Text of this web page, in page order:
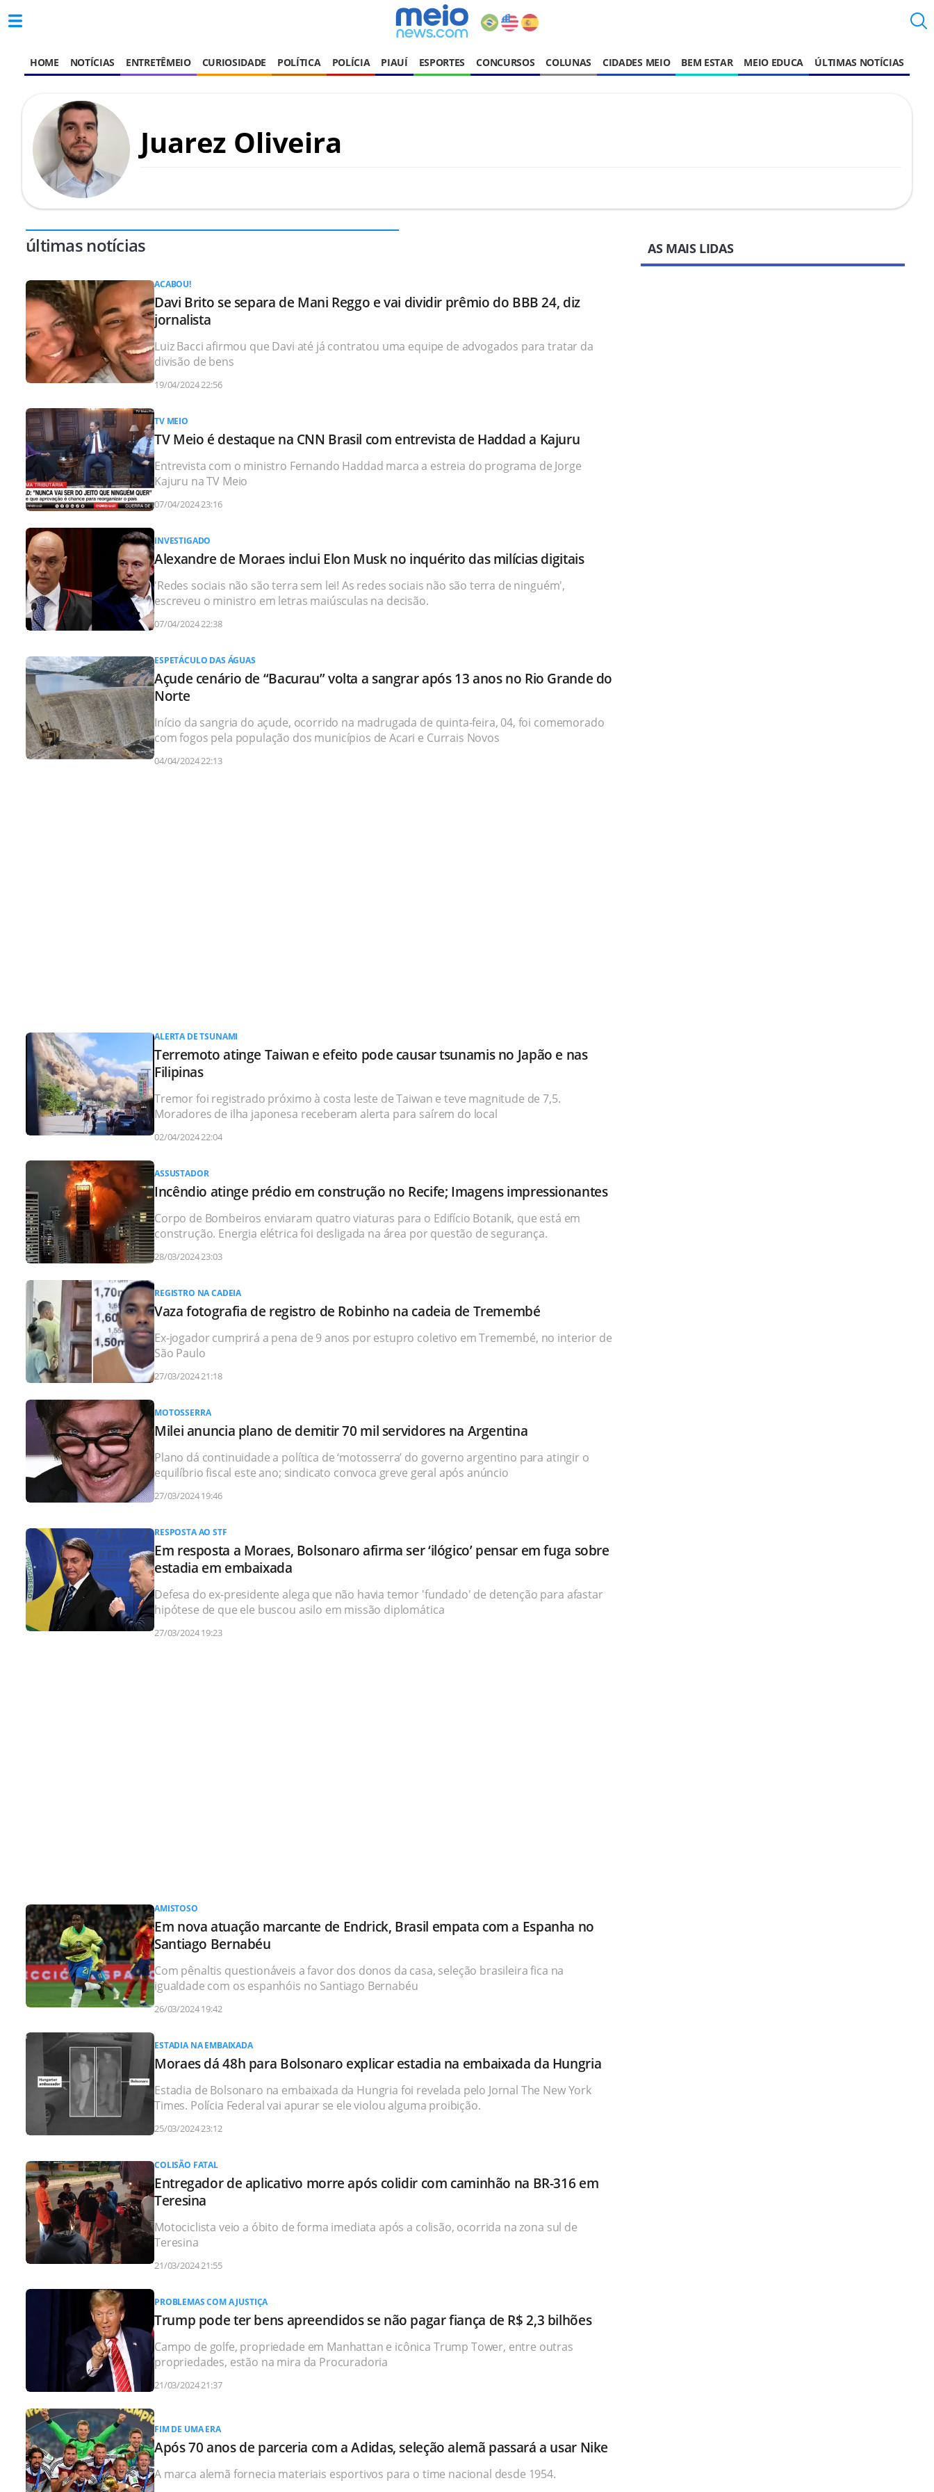
HOME NOTÍCIAS ENTRETÊMEIO CURIOSIDADE POLÍTICA POLÍCIA PIAUÍ ESPORTES CONCURSOS COLUNAS CIDADES MEIO BEM ESTAR MEIO EDUCA ÚLTIMAS NOTÍCIAS
Juarez Oliveira
últimas notícias
ACABOU!
Davi Brito se separa de Mani Reggo e vai dividir prêmio do BBB 24, diz
jornalista
Luiz Bacci afirmou que Davi até já contratou uma equipe de advogados para tratar da
divisão de bens
19/04/2024 22:56
TV MEIO
TV Meio é destaque na CNN Brasil com entrevista de Haddad a Kajuru
Entrevista com o ministro Fernando Haddad marca a estreia do programa de Jorge
Kajuru na TV Meio
07/04/2024 23:16
INVESTIGADO
Alexandre de Moraes inclui Elon Musk no inquérito das milícias digitais
'Redes sociais não são terra sem lei! As redes sociais não são terra de ninguém',
escreveu o ministro em letras maiúsculas na decisão.
07/04/2024 22:38
ESPETÁCULO DAS ÁGUAS
Açude cenário de “Bacurau” volta a sangrar após 13 anos no Rio Grande do
Norte
Início da sangria do açude, ocorrido na madrugada de quinta-feira, 04, foi comemorado
com fogos pela população dos municípios de Acari e Currais Novos
04/04/2024 22:13
ALERTA DE TSUNAMI
Terremoto atinge Taiwan e efeito pode causar tsunamis no Japão e nas
Filipinas
Tremor foi registrado próximo à costa leste de Taiwan e teve magnitude de 7,5.
Moradores de ilha japonesa receberam alerta para saírem do local
02/04/2024 22:04
ASSUSTADOR
Incêndio atinge prédio em construção no Recife; Imagens impressionantes
Corpo de Bombeiros enviaram quatro viaturas para o Edifício Botanik, que está em
construção. Energia elétrica foi desligada na área por questão de segurança.
28/03/2024 23:03
REGISTRO NA CADEIA
Vaza fotografia de registro de Robinho na cadeia de Tremembé
Ex-jogador cumprirá a pena de 9 anos por estupro coletivo em Tremembé, no interior de
São Paulo
27/03/2024 21:18
MOTOSSERRA
Milei anuncia plano de demitir 70 mil servidores na Argentina
Plano dá continuidade a política de ‘motosserra’ do governo argentino para atingir o
equilíbrio fiscal este ano; sindicato convoca greve geral após anúncio
27/03/2024 19:46
RESPOSTA AO STF
Em resposta a Moraes, Bolsonaro afirma ser ‘ilógico’ pensar em fuga sobre
estadia em embaixada
Defesa do ex-presidente alega que não havia temor 'fundado' de detenção para afastar
hipótese de que ele buscou asilo em missão diplomática
27/03/2024 19:23
AMISTOSO
Em nova atuação marcante de Endrick, Brasil empata com a Espanha no
Santiago Bernabéu
Com pênaltis questionáveis a favor dos donos da casa, seleção brasileira fica na
igualdade com os espanhóis no Santiago Bernabéu
26/03/2024 19:42
ESTADIA NA EMBAIXADA
Moraes dá 48h para Bolsonaro explicar estadia na embaixada da Hungria
Estadia de Bolsonaro na embaixada da Hungria foi revelada pelo Jornal The New York
Times. Polícia Federal vai apurar se ele violou alguma proibição.
25/03/2024 23:12
COLISÃO FATAL
Entregador de aplicativo morre após colidir com caminhão na BR-316 em
Teresina
Motociclista veio a óbito de forma imediata após a colisão, ocorrida na zona sul de
Teresina
21/03/2024 21:55
PROBLEMAS COM A JUSTIÇA
Trump pode ter bens apreendidos se não pagar fiança de R$ 2,3 bilhões
Campo de golfe, propriedade em Manhattan e icônica Trump Tower, entre outras
propriedades, estão na mira da Procuradoria
21/03/2024 21:37
FIM DE UMA ERA
Após 70 anos de parceria com a Adidas, seleção alemã passará a usar Nike
A marca alemã fornecia materiais esportivos para o time nacional desde 1954.
AS MAIS LIDAS